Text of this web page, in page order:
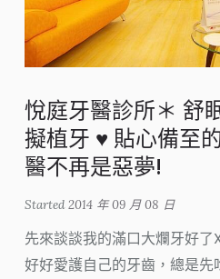
悅庭牙醫診所＊ 舒
擬植牙 ♥ 貼心備至
醫不再是惡夢!
Started2014 年 09 月 08 日
先來談談我的滿口大爛牙好
好好愛護自己的牙齒，總是